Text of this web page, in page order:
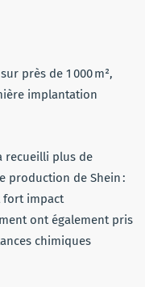
près de 1 000 m²,
implantation
recueilli plus de
production de Shein :
fort impact
ont également pris
chimiques